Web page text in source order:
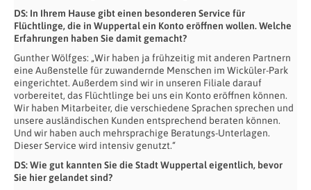
DS: In Ihrem Hause gibt einen besonderen Service für
Flüchtlinge, die in Wuppertal ein Konto eröffnen wollen. Welche
Erfahrungen haben Sie damit gemacht?
Gunther Wölfges: „Wir haben ja frühzeitig mit anderen Partnern
eine Außenstelle für zuwandernde Menschen im Wicküler-Park
eingerichtet. Außerdem sind wir in unseren Filiale darauf
vorbereitet, das Flüchtlinge bei uns ein Konto eröffnen können.
Wir haben Mitarbeiter, die verschiedene Sprachen sprechen und
unsere ausländischen Kunden entsprechend beraten können.
Und wir haben auch mehrsprachige Beratungs-Unterlagen.
Dieser Service wird intensiv genutzt.“
DS: Wie gut kannten Sie die Stadt Wuppertal eigentlich, bevor
Sie hier gelandet sind?